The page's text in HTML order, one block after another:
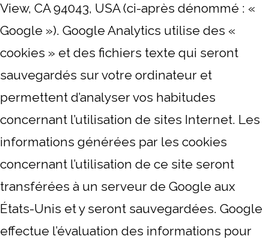
View, CA 94043, USA (ci-après dénommé : «
Google »). Google Analytics utilise des «
cookies » et des fichiers texte qui seront
sauvegardés sur votre ordinateur et
permettent d’analyser vos habitudes
concernant l’utilisation de sites Internet. Les
informations générées par les cookies
concernant l’utilisation de ce site seront
transférées à un serveur de Google aux
États-Unis et y seront sauvegardées. Google
effectue l’évaluation des informations pour